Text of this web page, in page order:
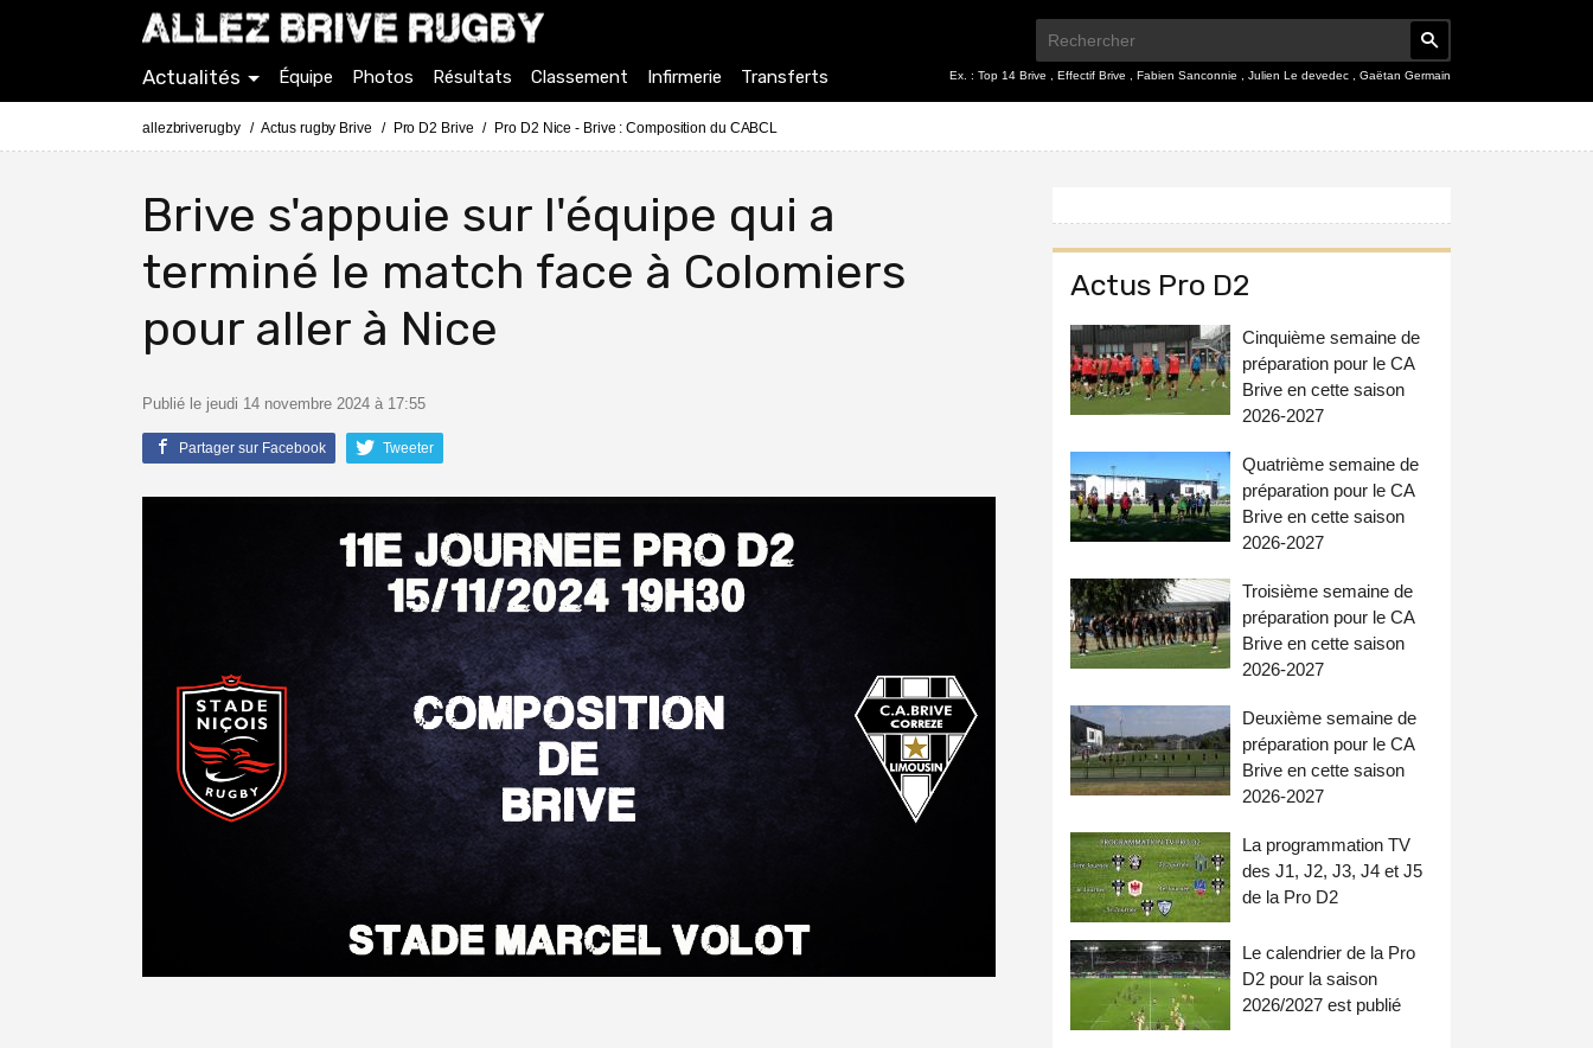
Ex. : Top 14 Brive Effectif Brive Fabien Sanconnie Julien Le devedec Gaëtan Germain
Actualités Équipe Photos Résultats Classement Infirmerie Transferts
allezbriverugby Actus rugby Brive Pro D2 Brive Pro D2 Nice - Brive : Composition du CABCL
Brive s'appuie sur l'équipe qui a
terminé le match face à Colomiers
pour aller à Nice
Publié le jeudi 14 novembre 2024 à 17:55
Partager sur Facebook Tweeter
Actus Pro D2
Cinquième semaine de
préparation pour le CA
Brive en cette saison
2026-2027
Quatrième semaine de
préparation pour le CA
Brive en cette saison
2026-2027
Troisième semaine de
préparation pour le CA
Brive en cette saison
2026-2027
Deuxième semaine de
préparation pour le CA
Brive en cette saison
2026-2027
La programmation TV
des J1, J2, J3, J4 et J5
de la Pro D2
Le calendrier de la Pro
D2 pour la saison
2026/2027 est publié